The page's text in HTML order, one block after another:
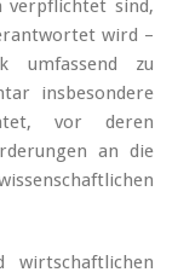
verpflichtet sind,
wird –
umfassend zu
insbesondere
vor deren
an die
wirtschaftlichen